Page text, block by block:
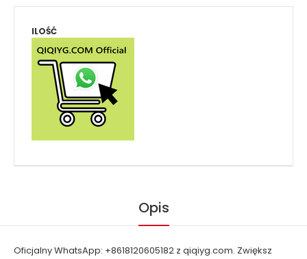
ILOŚĆ
Opis
Oficjalny WhatsApp: +8618120605182 z qiqiyg.com. Zwiększ